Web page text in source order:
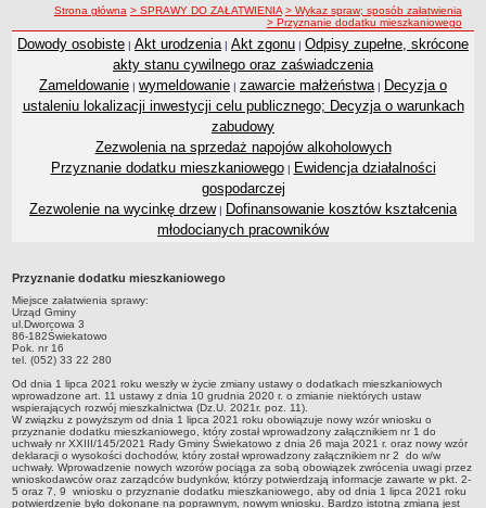
NASZA GMINA
Aktualności
Dane statystyczne
Zadania publiczne
Strategia rozwoju Gminy
Raport o stanie gminy
Związki i stowarzyszenia
INFORMACJE PUBLICZNE
Struktura organizacyjna
Rada gminy
Wójt
Urząd gminy
Jednostki organizacyjne
Jednostki pomocnicze - sołectwa
REJESTR INSTYTUCJI KULTURY
ORGANIZACJE POZARZĄDOWE NA TERENIE GMINY ŚWIEKATOWO
PRAWO LOKALNE
ścieżka nawigacji
Strona główna > SPRAWY DO ZAŁATWIENIA > Wykaz spraw; sposób załatwienia
> Przyznanie dodatku mieszkaniowego
Dowody osobiste | Akt urodzenia | Akt zgonu | Odpisy zupełne, skrócone
akty stanu cywilnego oraz zaświadczenia
Zameldowanie | wymeldowanie | zawarcie małżeństwa | Decyzja o
ustaleniu lokalizacji inwestycji celu publicznego; Decyzja o warunkach
zabudowy
Zezwolenia na sprzedaż napojów alkoholowych
Przyznanie dodatku mieszkaniowego| Ewidencja działalności
gospodarczej
Zezwolenie na wycinkę drzew| Dofinansowanie kosztów kształcenia
młodocianych pracowników
Przyznanie dodatku mieszkaniowego
Miejsce załatwienia sprawy:
Urząd Gminy
ul.Dworcowa 3
86-182Świekatowo
Pok. nr 16
tel. (052) 33 22 280
Od dnia 1 lipca 2021 roku weszły w życie zmiany ustawy o dodatkach mieszkaniowych
wprowadzone art. 11 ustawy z dnia 10 grudnia 2020 r. o zmianie niektórych ustaw
wspierających rozwój mieszkalnictwa (Dz.U. 2021r. poz. 11).
W związku z powyższym od dnia 1 lipca 2021 roku obowiązuje nowy wzór wniosku o
przyznanie dodatku mieszkaniowego, który został wprowadzony załącznikiem nr 1 do
uchwały nr XXIII/145/2021 Rady Gminy Świekatowo z dnia 26 maja 2021 r. oraz nowy wzór
deklaracji o wysokości dochodów, który został wprowadzony załącznikiem nr 2 do w/w
uchwały. Wprowadzenie nowych wzorów pociąga za sobą obowiązek zwrócenia uwagi przez
wnioskodawców oraz zarządców budynków, którzy potwierdzają informacje zawarte w pkt. 2-
5 oraz 7, 9 wniosku o przyznanie dodatku mieszkaniowego, aby od dnia 1 lipca 2021 roku
potwierdzenie było dokonane na poprawnym, nowym wniosku. Bardzo istotną zmianą jest